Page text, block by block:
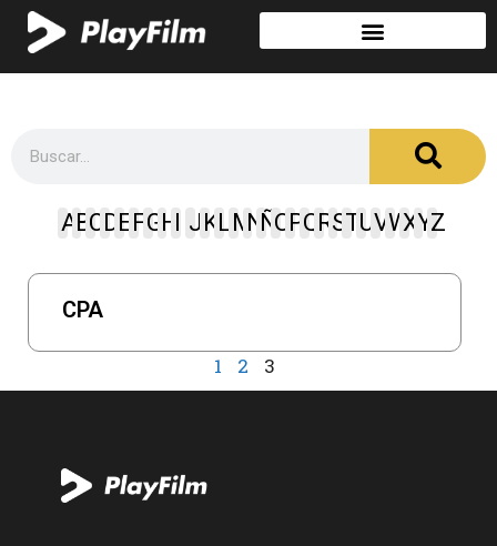
A BC D E FG HI J K L MNÑOPQ RSTUVWXYZ
CPA
1 2 3